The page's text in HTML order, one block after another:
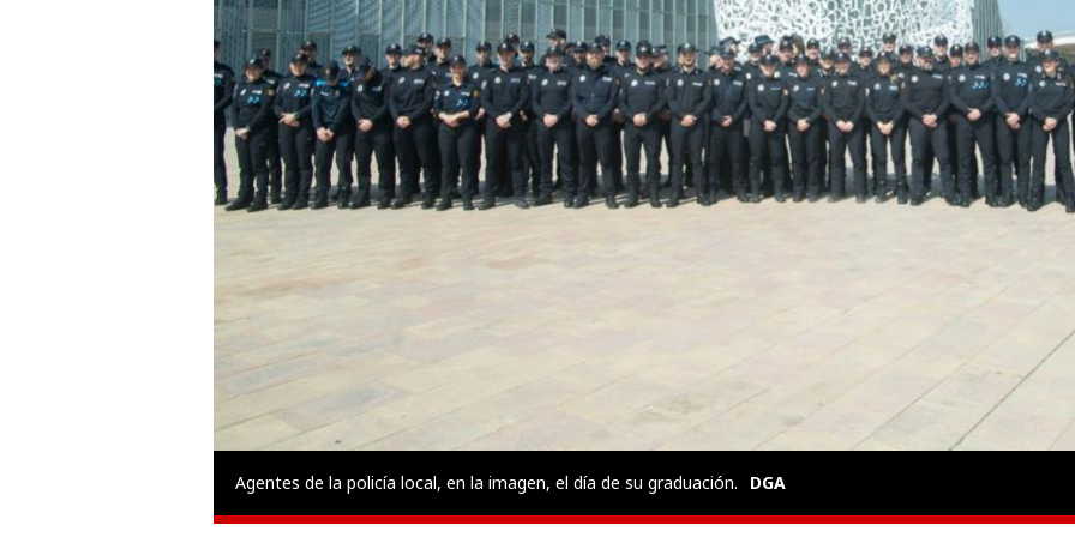
Agentes de la policía local, en la imagen, el día de su graduación. DGA